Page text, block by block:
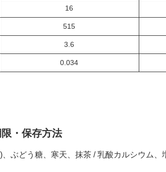
16
515
3.6
0.034
・保存方法
ぶどう糖、寒天、抹茶 / 乳酸カルシウム